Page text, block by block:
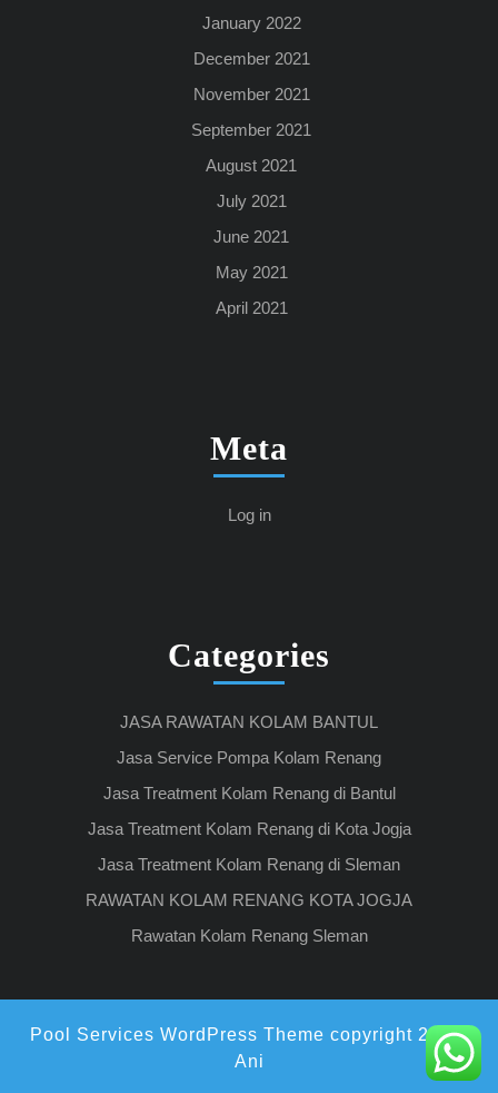
January 2022
December 2021
November 2021
September 2021
August 2021
July 2021
June 2021
May 2021
April 2021
Meta
Log in
Categories
JASA RAWATAN KOLAM BANTUL
Jasa Service Pompa Kolam Renang
Jasa Treatment Kolam Renang di Bantul
Jasa Treatment Kolam Renang di Kota Jogja
Jasa Treatment Kolam Renang di Sleman
RAWATAN KOLAM RENANG KOTA JOGJA
Rawatan Kolam Renang Sleman
Pool Services WordPress Theme copyright 2021,
Ani